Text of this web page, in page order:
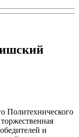
Политехнического
и